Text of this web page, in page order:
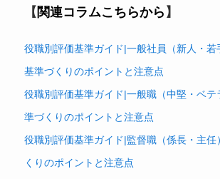
【 関連コラムこちらから 】
役職別評価基準ガイド|一般社員（新人・若
基準づくりのポイントと注意点
役職別評価基準ガイド|一般職（中堅・ベテ
準づくりのポイントと注意点
役職別評価基準ガイド|監督職（係長・主任
くりのポイントと注意点